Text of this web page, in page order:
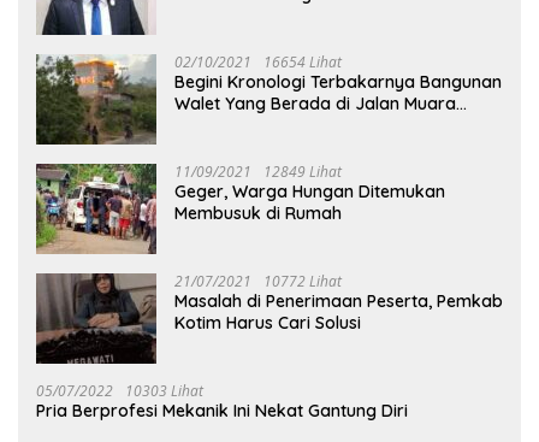
02/10/2021 16654 Lihat
Begini Kronologi Terbakarnya Bangunan
Walet Yang Berada di Jalan Muara
11/09/2021 12849 Lihat
Geger, Warga Hungan Ditemukan
Membusuk di Rumah
21/07/2021 10772 Lihat
Masalah di Penerimaan Peserta, Pemkab
Kotim Harus Cari Solusi
05/07/2022 10303 Lihat
Pria Berprofesi Mekanik Ini Nekat Gantung Diri